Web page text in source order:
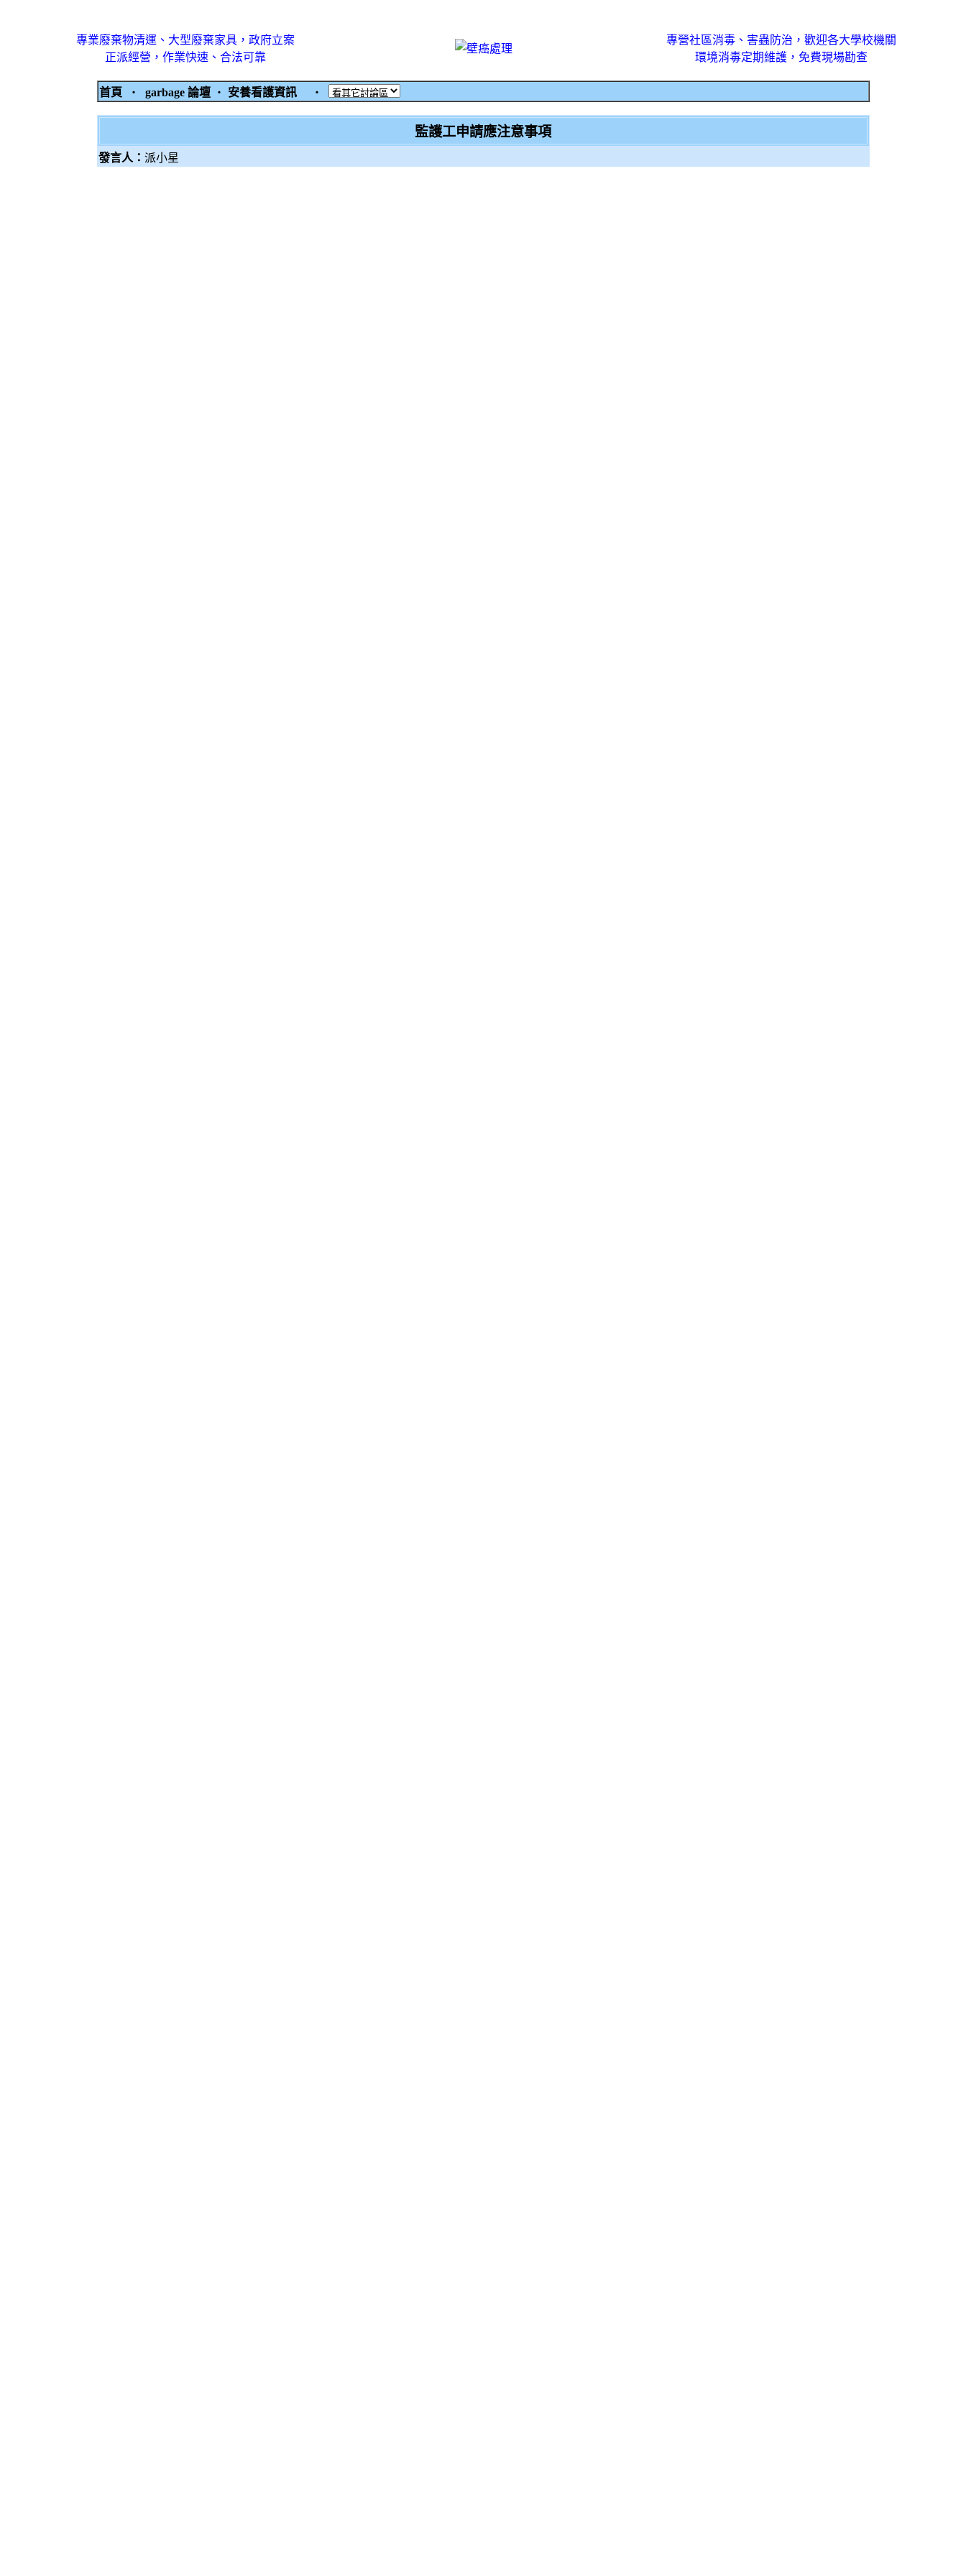
專業廢棄物清運、大型廢棄家具，政府立案
正派經營，作業快速、合法可靠
專營社區消毒、害蟲防治，歡迎各大學校機關
環境消毒定期維護，免費現場勘查
首頁 ‧ garbage 論壇 ‧ 安養看護資訊 ‧
監護工申請應注意事項
發言人： 派小星